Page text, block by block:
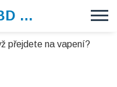
PROFESIONÁLNÍ CBD VAPE
přejdete na vapení?